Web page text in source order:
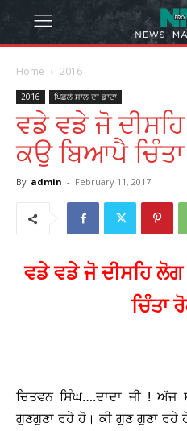
Home 2016
2016 ਪਿਛਲੇ ਸਾਲ ਦਾ ਡਾਟਾ
ਵਡੇ ਵਡੇ ਜੋ
ਕਉ ਬਿਆਪੈ
By admin - February 11, 2017
ਵਡੇ ਵਡੇ ਜੋ ਦੀਸਹਿ
ਚਿੰਤਾ
ਚਿਤਵਨ ਸਿੰਘ….ਦਾਦਾ ਜੀ !
ਗੁਣਗੁਣਾ ਰਹੇ ਹੋ। ਕੀ ਗੁਣ ਗੁਣਾ ਰਹੇ